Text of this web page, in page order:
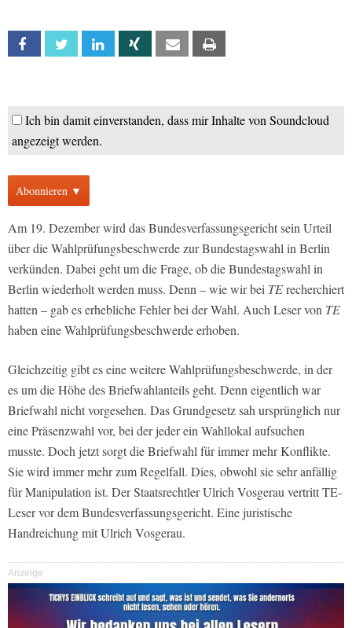
Facebook Twitter Linkedin Xing Email
Ich bin damit einverstanden, dass mir Inhalte von Soundcloud
angezeigt werden.
Abonnieren ▼
Am 19. Dezember wird das Bundesverfassungsgericht sein Urteil
über die Wahlprüfungsbeschwerde zur Bundestagswahl in Berlin
verkünden. Dabei geht um die Frage, ob die Bundestagswahl in
Berlin wiederholt werden muss. Denn – wie wir bei TErecherchiert
hatten – gab es erhebliche Fehler bei der Wahl. Auch Leser von TE
haben eine Wahlprüfungsbeschwerde erhoben.
Gleichzeitig gibt es eine weitere Wahlprüfungsbeschwerde, in der
es um die Höhe des Briefwahlanteils geht. Denn eigentlich war
Briefwahl nicht vorgesehen. Das Grundgesetz sah ursprünglich nur
eine Präsenzwahl vor, bei der jeder ein Wahllokal aufsuchen
musste. Doch jetzt sorgt die Briefwahl für immer mehr Konflikte.
Sie wird immer mehr zum Regelfall. Dies, obwohl sie sehr anfällig
für Manipulation ist. Der Staatsrechtler Ulrich Vosgerau vertritt TE-
Leser vor dem Bundesverfassungsgericht. Eine juristische
Handreichung mit Ulrich Vosgerau.
Anzeige